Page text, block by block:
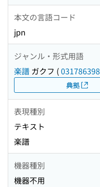
本文の言語コード
jpn
ジャンル・形式用語
楽譜 ガクフ (031786398
典拠
表現種別
テキスト
楽譜
機器種別
機器不用